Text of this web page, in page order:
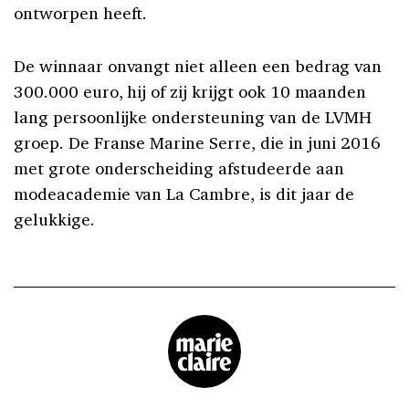
ontworpen heeft.
De winnaar onvangt niet alleen een bedrag van
300.000 euro, hij of zij krijgt ook 10 maanden
lang persoonlijke ondersteuning van de LVMH
groep. De Franse Marine Serre, die in juni 2016
met grote onderscheiding afstudeerde aan
modeacademie van La Cambre, is dit jaar de
gelukkige.